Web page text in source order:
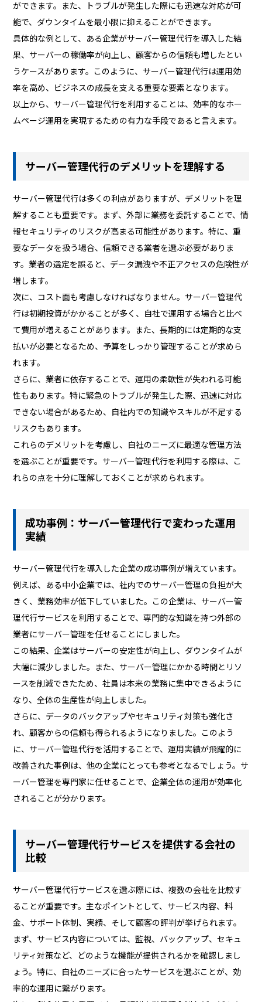
ができます。また、トラブルが発生した際にも迅速な対応が可
能で、ダウンタイムを最小限に抑えることができます。
具体的な例として、ある企業がサーバー管理代行を導入した結
果、サーバーの稼働率が向上し、顧客からの信頼も増したとい
うケースがあります。このように、サーバー管理代行は運用効
率を高め、ビジネスの成長を支える重要な要素となります。
以上から、サーバー管理代行を利用することは、効率的なホー
ムページ運用を実現するための有力な手段であると言えます。
サーバー管理代行のデメリットを理解する
サーバー管理代行は多くの利点がありますが、デメリットを理
解することも重要です。まず、外部に業務を委託することで、情
報セキュリティのリスクが高まる可能性があります。特に、重
要なデータを扱う場合、信頼できる業者を選ぶ必要がありま
す。業者の選定を誤ると、データ漏洩や不正アクセスの危険性が
増します。
次に、コスト面も考慮しなければなりません。サーバー管理代
行は初期投資がかかることが多く、自社で運用する場合と比べ
て費用が増えることがあります。また、長期的には定期的な支
払いが必要となるため、予算をしっかり管理することが求めら
れます。
さらに、業者に依存することで、運用の柔軟性が失われる可能
性もあります。特に緊急のトラブルが発生した際、迅速に対応
できない場合があるため、自社内での知識やスキルが不足する
リスクもあります。
これらのデメリットを考慮し、自社のニーズに最適な管理方法
を選ぶことが重要です。サーバー管理代行を利用する際は、こ
れらの点を十分に理解しておくことが求められます。
成功事例：サーバー管理代行で変わった運用
実績
サーバー管理代行を導入した企業の成功事例が増えています。
例えば、ある中小企業では、社内でのサーバー管理の負担が大
きく、業務効率が低下していました。この企業は、サーバー管
理代行サービスを利用することで、専門的な知識を持つ外部の
業者にサーバー管理を任せることにしました。
この結果、企業はサーバーの安定性が向上し、ダウンタイムが
大幅に減少しました。また、サーバー管理にかかる時間とリソ
ースを削減できたため、社員は本来の業務に集中できるように
なり、全体の生産性が向上しました。
さらに、データのバックアップやセキュリティ対策も強化さ
れ、顧客からの信頼も得られるようになりました。このよう
に、サーバー管理代行を活用することで、運用実績が飛躍的に
改善された事例は、他の企業にとっても参考となるでしょう。サ
ーバー管理を専門家に任せることで、企業全体の運用が効率化
されることが分かります。
サーバー管理代行サービスを提供する会社の
比較
サーバー管理代行サービスを選ぶ際には、複数の会社を比較す
ることが重要です。主なポイントとして、サービス内容、料
金、サポート体制、実績、そして顧客の評判が挙げられます。
まず、サービス内容については、監視、バックアップ、セキュ
リティ対策など、どのような機能が提供されるかを確認しまし
ょう。特に、自社のニーズに合ったサービスを選ぶことが、効
率的な運用に繋がります。